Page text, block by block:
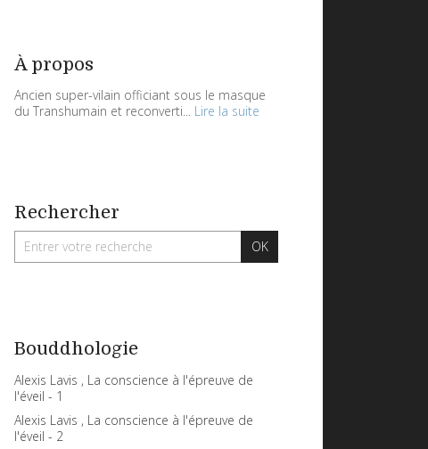
À propos
Ancien super-vilain officiant sous le masque
du Transhumain et reconverti... Lire la suite
Rechercher
Bouddhologie
Alexis Lavis , La conscience à l'épreuve de
l'éveil - 1
Alexis Lavis , La conscience à l'épreuve de
l'éveil - 2